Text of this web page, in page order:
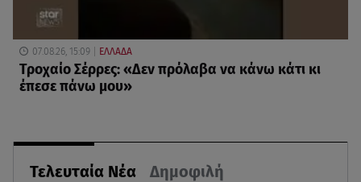
Τελευταία Νέα Δημοφιλή
07.08.26, 15:09 ΕΛΛΑΔΑ
Τροχαίο Σέρρες: «Δεν πρόλαβα να κάνω κάτι κι
έπεσε πάνω μου»